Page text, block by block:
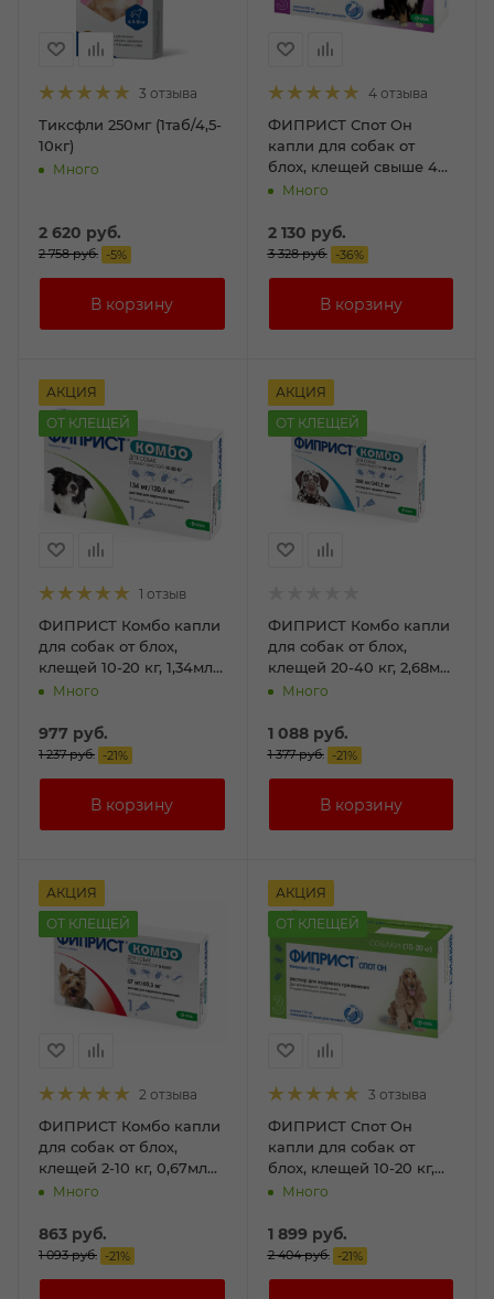
3 отзыва
Тиксфли 250мг (1таб/4,5-
10кг)
Много
2 620 руб.
2 758руб. -5%
4 отзыва
ФИПРИСТ Спот Он
капли для собак от
блох, клещей свыше 40
кг, пип.№3 4,02мл
Много
2 130 руб.
3 328руб. -36%
АКЦИЯ
ОТ КЛЕЩЕЙ
1 отзыв
ФИПРИСТ Комбо капли
для собак от блох,
клещей 10-20 кг, 1,34мл
№1Много
977 руб.
1 237руб. -21%
АКЦИЯ
ОТ КЛЕЩЕЙ
ФИПРИСТ Комбо капли
для собак от блох,
клещей 20-40 кг, 2,68мл
№1Много
1 088руб.
1 377руб. -21%
АКЦИЯ
ОТ КЛЕЩЕЙ
2 отзыва
ФИПРИСТ Комбо капли
для собак от блох,
клещей 2-10 кг, 0,67мл
№1Много
863 руб.
1 093руб. -21%
АКЦИЯ
ОТ КЛЕЩЕЙ
3 отзыва
ФИПРИСТ Спот Он
капли для собак от
блох, клещей 10-20 кг,
пип.№3 1,34мл
Много
1 899руб.
2 404руб. -21%